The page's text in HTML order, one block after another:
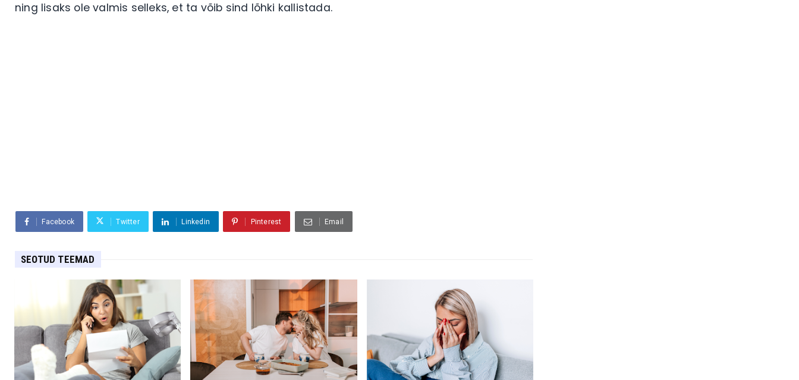
ning lisaks ole valmis selleks, et ta võib sind lõhki kallistada.
Facebook Twitter Linkedin Pinterest Email
SEOTUD TEEMAD